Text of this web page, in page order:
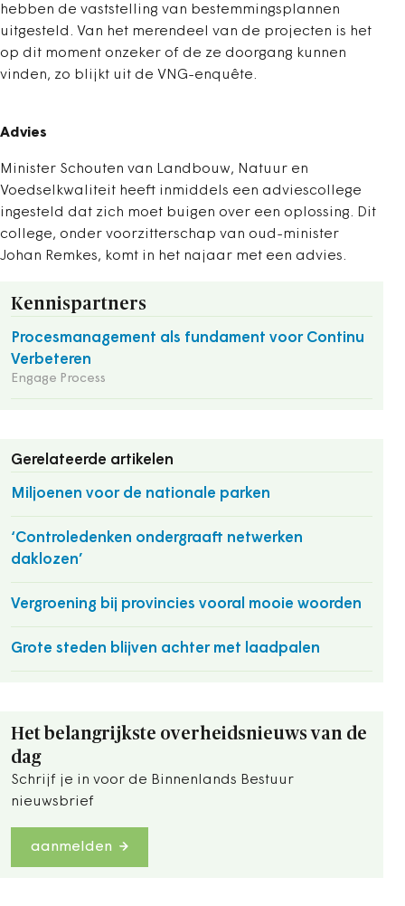
hebben de vaststelling van bestemmingsplannen
uitgesteld. Van het merendeel van de projecten is het
op dit moment onzeker of de ze doorgang kunnen
vinden, zo blijkt uit de VNG-enquête.
Advies
Minister Schouten van Landbouw, Natuur en
Voedselkwaliteit heeft inmiddels een adviescollege
ingesteld dat zich moet buigen over een oplossing. Dit
college, onder voorzitterschap van oud-minister
Johan Remkes, komt in het najaar met een advies.
Kennispartners
Procesmanagement als fundament voor Continu
Verbeteren
Engage Process
Gerelateerde artikelen
Miljoenen voor de nationale parken
‘Controledenken ondergraaft netwerken
daklozen’
Vergroening bij provincies vooral mooie woorden
Grote steden blijven achter met laadpalen
Het belangrijkste overheidsnieuws van de
dag
Schrijf je in voor de Binnenlands Bestuur
nieuwsbrief
aanmelden